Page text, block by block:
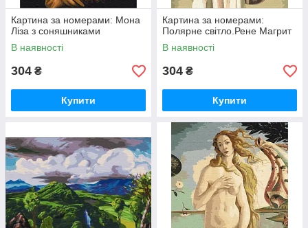
Картина за номерами: Мона
Ліза з соняшниками
В наявності
304 ₴
Купити
Картина за номерами:
Полярне світло.Рене Магрит
В наявності
304 ₴
Купити